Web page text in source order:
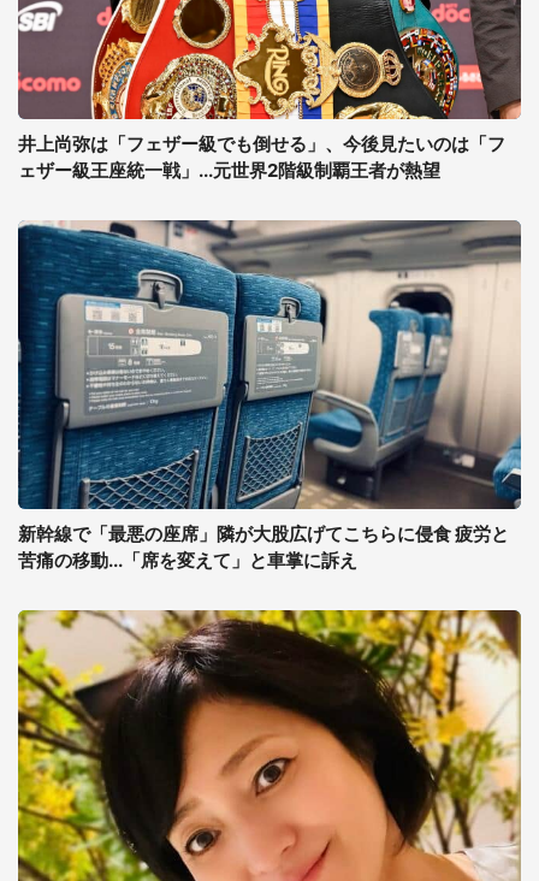
井上尚弥は「フェザー級でも倒せる」、今後見たいのは「フ
ェザー級王座統一戦」...元世界2階級制覇王者が熱望
新幹線で「最悪の座席」隣が大股広げてこちらに侵食 疲労と
苦痛の移動...「席を変えて」と車掌に訴え